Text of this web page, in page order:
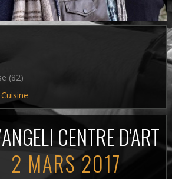
(82)
CENTRE D’ART
2 MARS 2017